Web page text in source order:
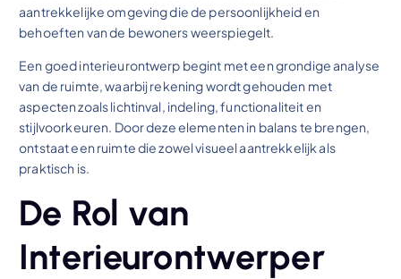
aantrekkelijke omgeving die de persoonlijkheid en
behoeften van de bewoners weerspiegelt.
Een goed interieurontwerp begint met een grondige analyse
van de ruimte, waarbij rekening wordt gehouden met
aspecten zoals lichtinval, indeling, functionaliteit en
stijlvoorkeuren. Door deze elementen in balans te brengen,
ontstaat een ruimte die zowel visueel aantrekkelijk als
praktisch is.
De Rol van
Interieurontwerper